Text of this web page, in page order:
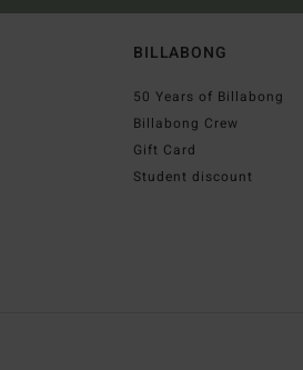
BILLABONG
50 Years of Billabong
Billabong Crew
Gift Card
Student discount